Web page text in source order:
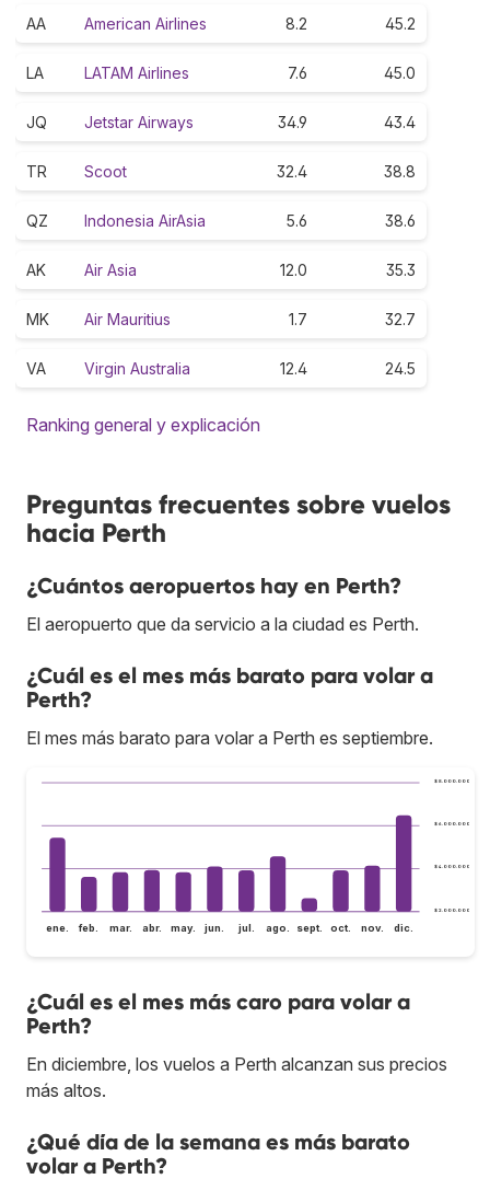
AA American Airlines 8.2 45.2
LA LATAM Airlines 7.6 45.0
JQ Jetstar Airways 34.9 43.4
TR Scoot 32.4 38.8
QZ Indonesia AirAsia 5.6 38.6
AK Air Asia 12.0 35.3
MK Air Mauritius 1.7 32.7
VA Virgin Australia 12.4 24.5
Ranking general y explicación
Preguntas frecuentes sobre vuelos
hacia Perth
¿Cuántos aeropuertos hay en Perth?
El aeropuerto que da servicio a la ciudad es Perth.
¿Cuál es el mes más barato para volar a
Perth?
El mes más barato para volar a Perth es septiembre.
$ 2.000.000
$ 4.000.000
$ 6.000.000
$ 8.000.000
ene. feb. mar. abr. may. jun. jul. ago. sept. oct. nov. dic.
¿Cuál es el mes más caro para volar a
Perth?
En diciembre, los vuelos a Perth alcanzan sus precios
más altos.
¿Qué día de la semana es más barato
volar a Perth?